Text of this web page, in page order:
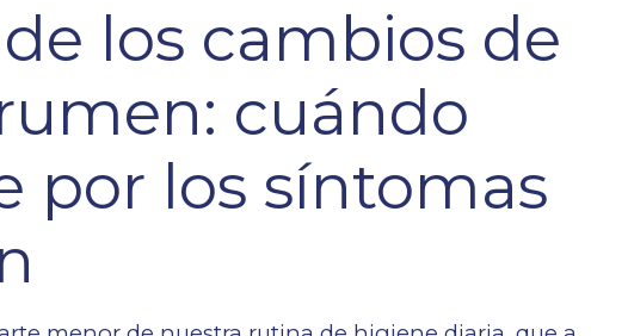
los cambios de
cuándo
por los síntomas